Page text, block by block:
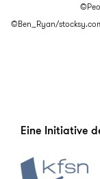
©Ben_Ryan/
Eine Initiative